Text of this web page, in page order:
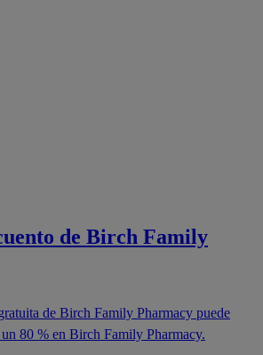
de Birch Family
de Birch Family Pharmacy puede
80 % en Birch Family Pharmacy.